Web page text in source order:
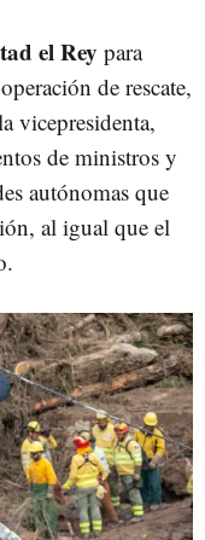
el Rey para
de rescate,
vicepresidenta,
de ministros y
autónomas que
al igual que el